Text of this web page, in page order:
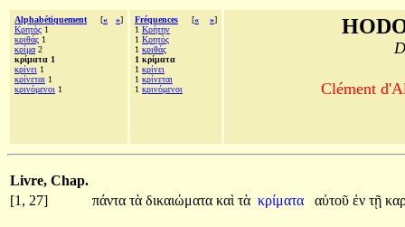
Alphabétiquement [« »]
Κρητὸς 1
κριθάς 1
κρίμα 2
κρίματα 1
κρίνει 1
κρίνεται 1
κρινόμενοι 1
Fréquences [« »]
1 Κρήτην
1 Κρητὸς
1 κριθάς
1 κρίματα
1 κρίνει
1 κρίνεται
1 κρινόμενοι Clément
Livre, Chap.
[1, 27]
πάντα τὰ δικαιώματα καὶ τὰ κρίματα αὐτοῦ ἐν τῇ